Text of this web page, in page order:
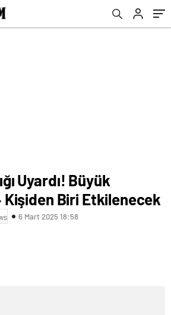
Uyardı! Büyük
Kişiden Biri Etkilenecek
6 Mart 2025 18:58